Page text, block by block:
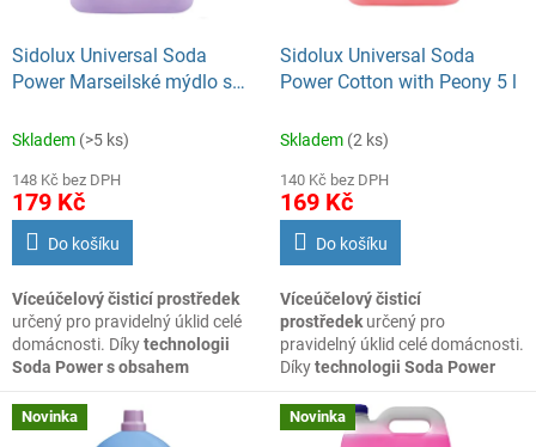
p
a
o
é
h
o
s
o
Sidolux Universal Soda
Power Marseilské mýdlo s
Skladem (>5 ks)
148 Kč bez DPH
179 Kč
Do košíku
Víceúčelový čisticí prostředek
určený pro pravidelný úklid celé
domácnosti. Díkytechnologii
Soda Power s obsahem
odstraňuje běžné nečistoty,
mastnotu i zaschlé usazeniny a
Sidolux Universal Soda
Power Cotton with Peony 5 l
Skladem (2 ks)
140 Kč bez DPH
169 Kč
Do košíku
Víceúčelový čisticí
prostředek určený pro
pravidelný úklid celé domácnosti.
Díkytechnologii Soda Power
složekúčinně odstraňuje běžné
nečistoty, mastnotu i zaschlé
Novinka Novinka